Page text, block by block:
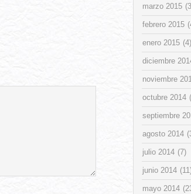
marzo 2015
febrero 2015
enero 2015 (4)
diciembre
noviembre
octubre 2014
septiembre
agosto 2014
julio 2014 (7)
junio 2014
mayo 2014